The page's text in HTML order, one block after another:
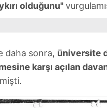
olduğunu"
daha sonra, üniversite
karşı açılan